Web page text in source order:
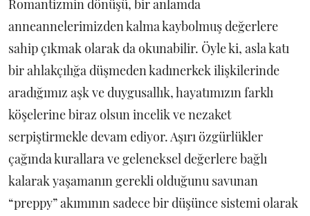
Romantizmin dönüşü, bir anlamda
anneannelerimizden kalma kaybolmuş değerlere
sahip çıkmak olarak da okunabilir. Öyle ki, asla katı
bir ahlakçılığa düşmeden kadınerkek ilişkilerinde
aradığımız aşk ve duygusallık, hayatımızın farklı
köşelerine biraz olsun incelik ve nezaket
serpiştirmekle devam ediyor. Aşırı özgürlükler
çağında kurallara ve geleneksel değerlere bağlı
kalarak yaşamanın gerekli olduğunu savunan
“preppy” akımının sadece bir düşünce sistemi olarak